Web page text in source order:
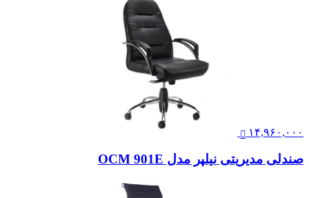
۱۴,۹۶۰,۰۰۰
صندلی مدیریتی نیلپر مدل OCM 901E